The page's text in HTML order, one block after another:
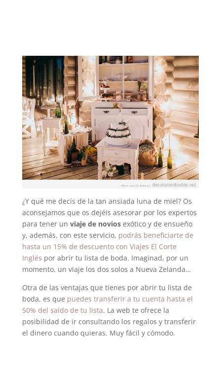
¿Y qué me decís de la tan ansiada luna de miel? Os
aconsejamos que os dejéis asesorar por los expertos
para tener un viaje de noviosexótico y de ensueño
y, además, con este servicio, podrás beneficiarte de
hasta un 15% de descuento con Viajes El Corte
Inglés por abrir tu lista de boda. Imaginad, por un
momento, un viaje los dos solos a Nueva Zelanda…
Otra de las ventajas que tienes por abrir tu lista de
boda, es que puedes transferir a tu cuenta hasta el
50% del saldo de tu lista. La web te ofrece la
posibilidad de ir consultando los regalos y transferir
el dinero cuando quieras. Muy fácil y cómodo.